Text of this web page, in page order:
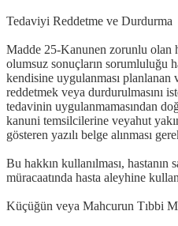
Tedaviyi Reddetme ve Durdurma
Madde 25-Kanunen zorunlu olan
olumsuz sonuçların sorumluluğu
kendisine uygulanması
reddetmek veya durdurulmasını
tedavinin uygulanmamasından
kanuni temsilcilerine veyahut
gösteren yazılı belge alınması
Bu hakkın kullanılması, hastanın
müracaatında hasta aleyhine
Küçüğün veya Mahcurun Tıbbi